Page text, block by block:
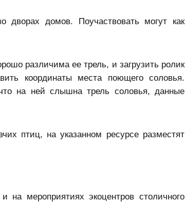
дворах домов. Поучаствовать могут как
различима ее трель, и загрузить ролик
координаты места поющего соловья.
на ней слышна трель соловья, данные
птиц, на указанном ресурсе разместят
мероприятиях экоцентров столичного